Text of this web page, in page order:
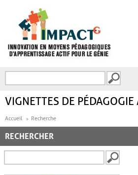
FORMULAIRE DE
VIGNETTES DE PÉDAGOGIE
Accueil Recherche
RECHERCHER